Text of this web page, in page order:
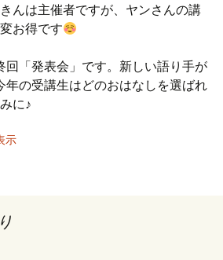
んは主催者ですが、ヤンさんの講
お得です
回「発表会」です。新しい語り手が
年の受講生はどのおはなしを選ばれ
に♪
示